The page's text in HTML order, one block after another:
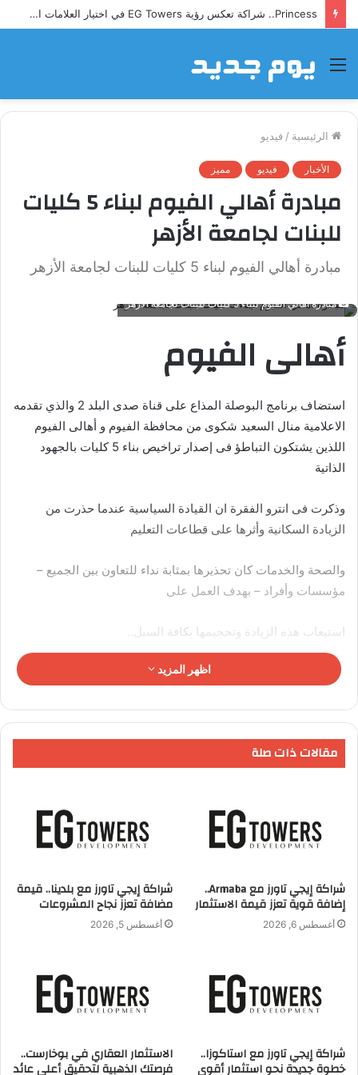
Princess.. شراكة تعكس رؤية EG Towers في اختيار العلامات التجارية المميزة
القائمة
الرئيسية / فيديو
الأخبار فيديو مميز
مبادرة أهالي الفيوم لبناء 5 كليات
للبنات لجامعة الأزهر
مبادرة أهالي الفيوم لبناء 5 كليات للبنات لجامعة الأزهر
مبادرة أهالي الفيوم لبناء 5 كليات للبنات لجامعة الأزهر
أهالى الفيوم
استضاف برنامج البوصلة المذاع على قناة صدى البلد 2 والذي تقدمه
الاعلامية منال السعيد شكوى من محافظة الفيوم و أهالى الفيوم
اللذين يشتكون التباطؤ فى إصدار تراخيص بناء 5 كليات بالجهود
الذاتية
وذكرت فى انترو الفقرة ان القيادة السياسية عندما حذرت من
الزيادة السكانية وأثرها على قطاعات التعليم
والصحة والخدمات كان تحذيرها بمثابة نداء للتعاون بين الجميع –
مؤسسات وأفراد – بهدف العمل على
استيعاب هذه الزيادة وتحجيمها بكافة السبل..
ولأن قطاع التعليم الجامعي كان أحد القطاعات المتضررة نتيجة
هذه الزيادة كل سنة.. من هنا جاءت مبادرة أهالي الفيوم لبناء 5
المحافظة في منح تراخيص البناء لاستكمال عمليات الإنشاء إللي
اظهر المزيد
مقالات ذات صلة
شراكة إيجي تاورز مع Armaba..
إضافة قوية تعزز قيمة الاستثمار
أغسطس 6, 2026
شراكة إيجي تاورز مع بلدينا.. قيمة
مضافة تعزز نجاح المشروعات
أغسطس 5, 2026
شراكة إيجي تاورز مع استاكوزا..
خطوة جديدة نحو استثمار أقوى
الاستثمار العقاري في بوخارست..
فرصتك الذهبية لتحقيق أعلى عائد